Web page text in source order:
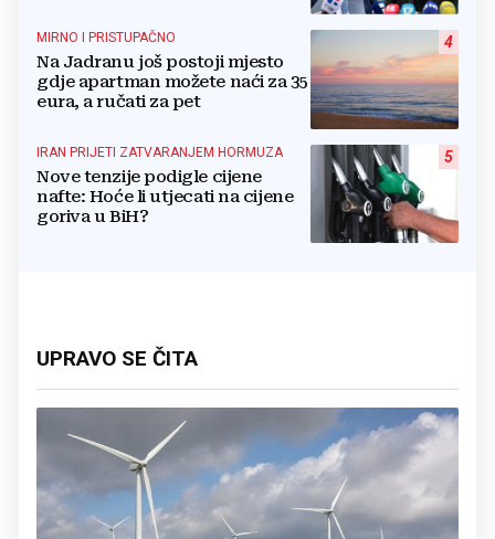
4
MIRNO I PRISTUPAČNO
Na Jadranu još postoji mjesto
gdje apartman možete naći za 35
eura, a ručati za pet
5
IRAN PRIJETI ZATVARANJEM HORMUZA
Nove tenzije podigle cijene
nafte: Hoće li utjecati na cijene
goriva u BiH?
UPRAVO SE ČITA